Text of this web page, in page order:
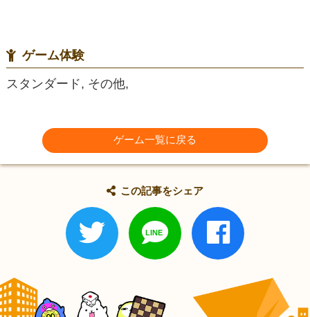
ゲーム体験
スタンダード, その他,
ゲーム一覧に戻る
この記事をシェア